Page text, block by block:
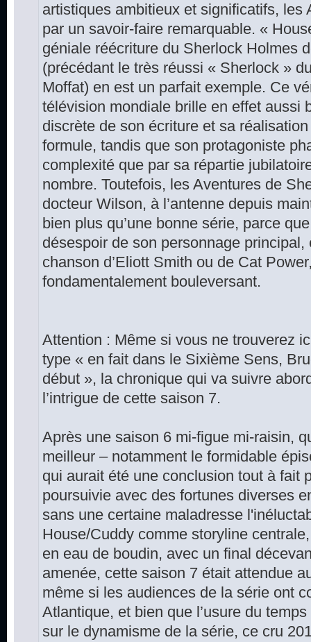
artistiques ambitieux et significatifs, les
par un savoir-faire remarquable. «
géniale réécriture du Sherlock Holmes
(précédant le très réussi « Sherlock »
Moffat) en est un parfait exemple. Ce
télévision mondiale brille en effet aussi
discrète de son écriture et sa
formule, tandis que son protagoniste
complexité que par sa répartie
nombre. Toutefois, les Aventures de
docteur Wilson, à l’antenne depuis
bien plus qu’une bonne série, parce
désespoir de son personnage
chanson d’Eliott Smith ou de Cat
fondamentalement bouleversant.
Attention : Même si vous ne trouverez
type « en fait dans le Sixième Sens,
début », la chronique qui va suivre
l’intrigue de cette saison 7.
Après une saison 6 mi-figue mi-raisin,
meilleur – notamment le formidable
qui aurait été une conclusion tout à fait
poursuivie avec des fortunes diverses
sans une certaine maladresse
House/Cuddy comme storyline
en eau de boudin, avec un final
amenée, cette saison 7 était attendue
même si les audiences de la série ont
Atlantique, et bien que l’usure du
sur le dynamisme de la série, ce cru